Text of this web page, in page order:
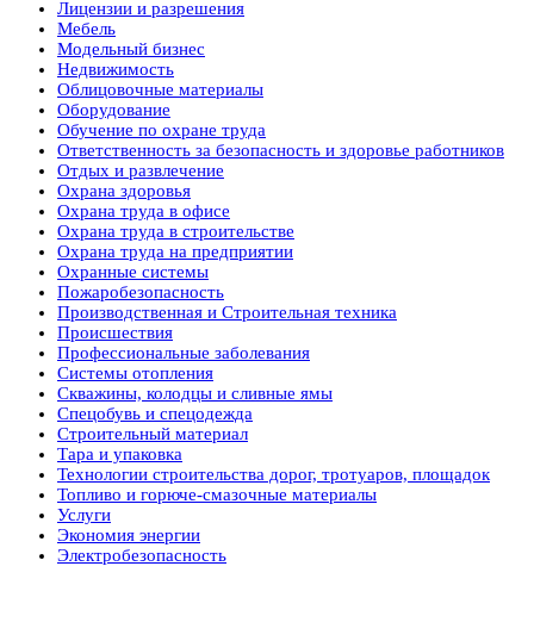
Лицензии и разрешения
Мебель
Модельный бизнес
Недвижимость
Облицовочные материалы
Оборудование
Обучение по охране труда
Ответственность за безопасность и здоровье работников
Отдых и развлечение
Охрана здоровья
Охрана труда в офисе
Охрана труда в строительстве
Охрана труда на предприятии
Охранные системы
Пожаробезопасность
Производственная и Строительная техника
Происшествия
Профессиональные заболевания
Системы отопления
Скважины, колодцы и сливные ямы
Спецобувь и спецодежда
Строительный материал
Тара и упаковка
Технологии строительства дорог, тротуаров, площадок
Топливо и горюче-смазочные материалы
Услуги
Экономия энергии
Электробезопасность